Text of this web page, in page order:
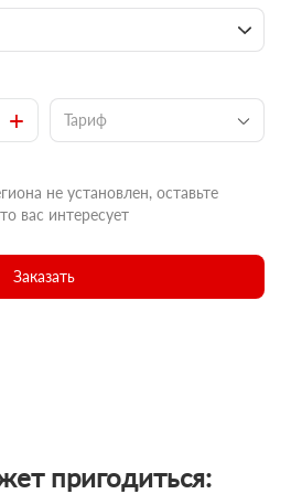
+ Тариф
не установлен, оставьте
вас интересует
Заказать
пригодиться: